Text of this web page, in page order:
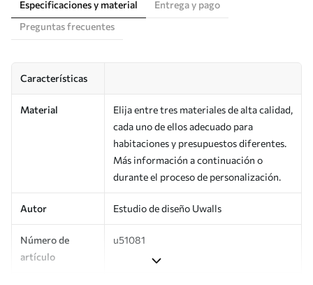
Especificaciones y material
Entrega y pago
Preguntas frecuentes
Características
Material
Elija entre tres materiales de alta calidad,
cada uno de ellos adecuado para
habitaciones y presupuestos diferentes.
Más información a continuación o
durante el proceso de personalización.
Autor Estudio de diseño Uwalls
Número de
artículo
u51081